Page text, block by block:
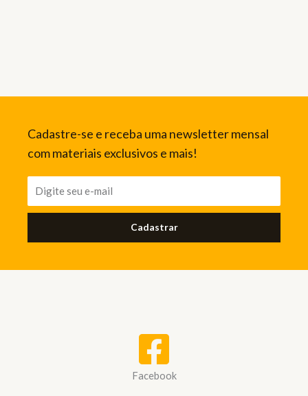
Cadastre-se e receba uma newsletter mensal
com materiais exclusivos e mais!
Cadastrar
Facebook